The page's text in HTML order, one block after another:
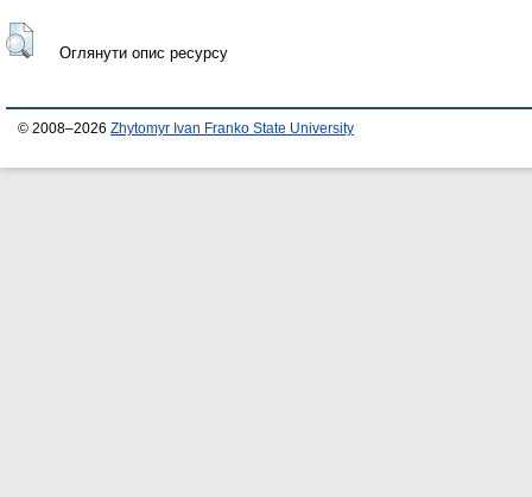
Оглянути опис ресурсу
© 2008–2026 Zhytomyr Ivan Franko State University